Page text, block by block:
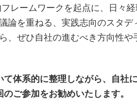
レームワークを起点に、日々
論を重ねる、実践志向のスタデ
、ぜひ自社の進むべき方向性や
体系的に整理しながら、自社
ご参加をお勧めいたします。